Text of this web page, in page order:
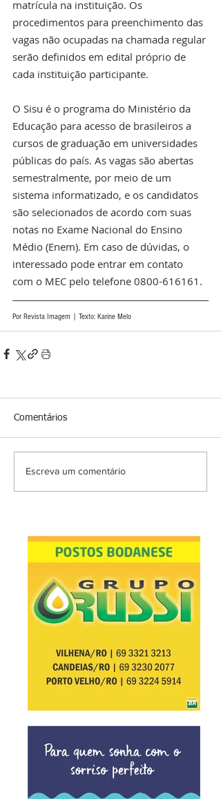
matrícula na instituição. Os
procedimentos para preenchimento das
vagas não ocupadas na chamada regular
serão definidos em edital próprio de
cada instituição participante.
O Sisu é o programa do Ministério da
Educação para acesso de brasileiros a
cursos de graduação em universidades
públicas do país. As vagas são abertas
semestralmente, por meio de um
sistema informatizado, e os candidatos
são selecionados de acordo com suas
notas no Exame Nacional do Ensino
Médio (Enem). Em caso de dúvidas, o
interessado pode entrar em contato
com o MEC pelo telefone 0800-616161.
Por Revista Imagem | Texto: Karine Melo
Comentários
Escreva um comentário